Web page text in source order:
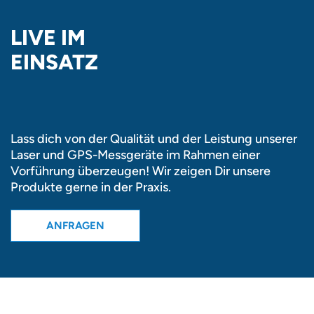
LIVE IM
EINSATZ
Lass dich von der Qualität und der Leistung unserer
Laser und GPS-Messgeräte im Rahmen einer
Vorführung überzeugen! Wir zeigen Dir unsere
Produkte gerne in der Praxis.